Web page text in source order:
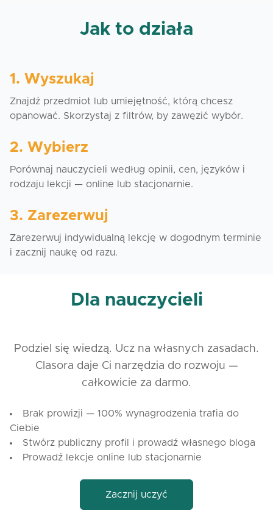
Jak to działa
1. Wyszukaj
Znajdź przedmiot lub umiejętność, którą chcesz
opanować. Skorzystaj z filtrów, by zawęzić wybór.
2. Wybierz
Porównaj nauczycieli według opinii, cen, języków i
rodzaju lekcji — online lub stacjonarnie.
3. Zarezerwuj
Zarezerwuj indywidualną lekcję w dogodnym terminie
i zacznij naukę od razu.
Dla nauczycieli
Podziel się wiedzą. Ucz na własnych zasadach.
Clasora daje Ci narzędzia do rozwoju —
całkowicie za darmo.
Brak prowizji — 100% wynagrodzenia trafia do
Ciebie
Stwórz publiczny profil i prowadź własnego bloga
Prowadź lekcje online lub stacjonarnie
Zacznij uczyć